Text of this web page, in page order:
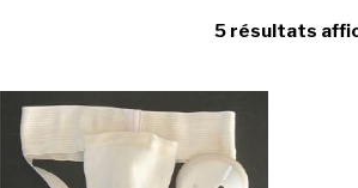
5 résultats